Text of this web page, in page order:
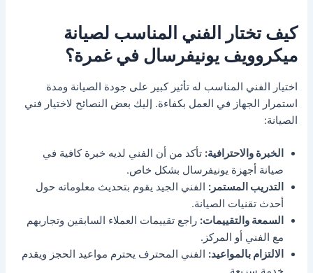
كيف تختار الفني المناسب لصيانة
ميكروويف يونيفرسال في غمرة؟
اختيار الفني المناسب له تأثير كبير على جودة الصيانة ومدة
استمرار الجهاز في العمل بكفاءة. إليك بعض النصائح لاختيار فني
الصيانة:
الخبرة والاحترافية: تأكد من أن الفني لديه خبرة كافية في
صيانة أجهزة يونيفرسال بشكل خاص.
التدريب المستمر: الفني الجيد يقوم بتحديث معلوماته حول
أحدث تقنيات الصيانة.
السمعة والتقييمات: راجع تقييمات العملاء السابقين وتجاربهم
مع الفني أو المركز.
الالتزام بالمواعيد: الفني المحترف يحترم مواعيد الحجز ويقدم